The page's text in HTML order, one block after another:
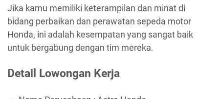
Jika kamu memiliki keterampilan dan minat di
bidang perbaikan dan perawatan sepeda motor
Honda, ini adalah kesempatan yang sangat baik
untuk bergabung dengan tim mereka.
Detail Lowongan Kerja